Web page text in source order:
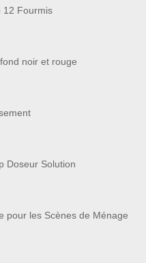
12 Fourmis
noir et rouge
Doseur Solution
pour les Scènes de Ménage